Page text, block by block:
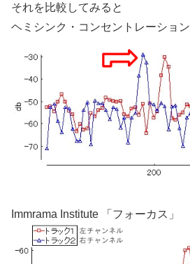
それを比較してみると
ヘミシンク・コンセントレーション
Immrama Institute 「フォーカス」